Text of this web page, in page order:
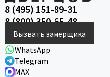
8 (495) 151-89-31
8 (800) 350-65-48
Вызвать замерщика
WhatsApp
Telegram
MAX